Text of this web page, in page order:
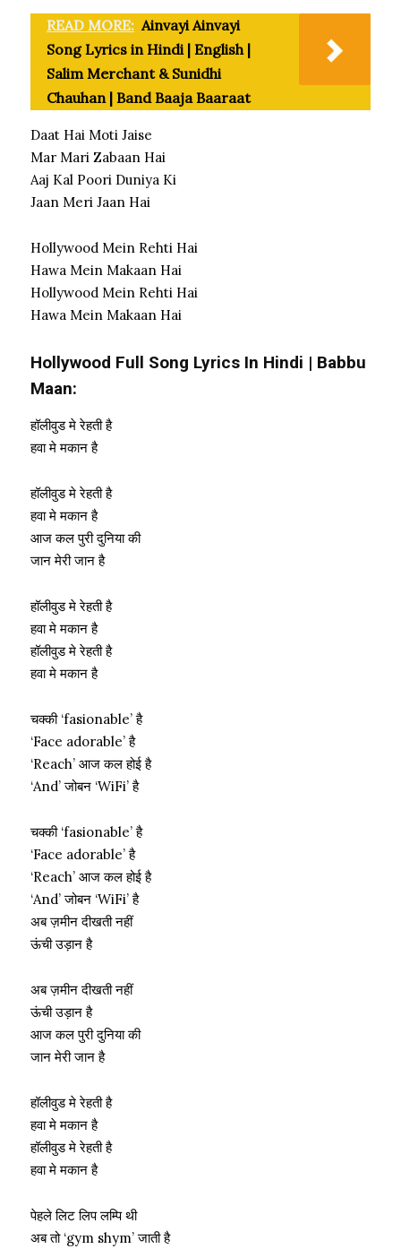
READ MORE: Ainvayi Ainvayi
Song Lyrics in Hindi | English |
Salim Merchant & Sunidhi
Chauhan | Band Baaja Baaraat
Daat Hai Moti Jaise
Mar Mari Zabaan Hai
Aaj Kal Poori Duniya Ki
Jaan Meri Jaan Hai
Hollywood Mein Rehti Hai
Hawa Mein Makaan Hai
Hollywood Mein Rehti Hai
Hawa Mein Makaan Hai
Hollywood Full Song Lyrics In Hindi | Babbu
Maan:
हॉलीवुड मे रेहती है
हवा मे मकान है
हॉलीवुड मे रेहती है
हवा मे मकान है
आज कल पुरी दुनिया की
जान मेरी जान है
हॉलीवुड मे रेहती है
हवा मे मकान है
हॉलीवुड मे रेहती है
हवा मे मकान है
चक्की ‘fasionable’ है
‘Face adorable’ है
‘Reach’ आज कल होई है
‘And’ जोबन ‘WiFi’ है
चक्की ‘fasionable’ है
‘Face adorable’ है
‘Reach’ आज कल होई है
‘And’ जोबन ‘WiFi’ है
अब ज़मीन दीखती नहीं
ऊंची उड़ान है
अब ज़मीन दीखती नहीं
ऊंची उड़ान है
आज कल पुरी दुनिया की
जान मेरी जान है
हॉलीवुड मे रेहती है
हवा मे मकान है
हॉलीवुड मे रेहती है
हवा मे मकान है
पेहले लिट लिप लम्पि थी
अब तो ‘gym shym’ जाती है